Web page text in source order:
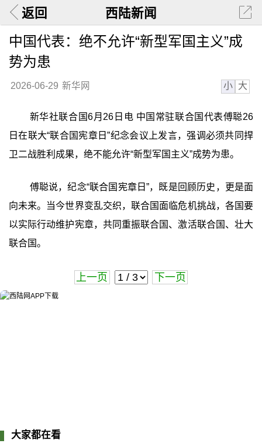
返回 西陆新闻
中国代表：绝不允许“新型军国主义”成
势为患
2026-06-29 新华网 小 大
新华社联合国6月26日电 中国常驻联合国代表傅聪26
日在联大“联合国宪章日”纪念会议上发言，强调必须共同捍
卫二战胜利成果，绝不能允许“新型军国主义”成势为患。
傅聪说，纪念“联合国宪章日”，既是回顾历史，更是面
向未来。当今世界变乱交织，联合国面临危机挑战，各国要
以实际行动维护宪章，共同重振联合国、激活联合国、壮大
联合国。
上一页 下一页
大家都在看